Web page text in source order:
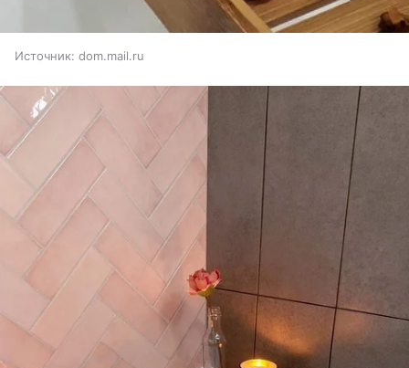
Источник: dom.mail.ru